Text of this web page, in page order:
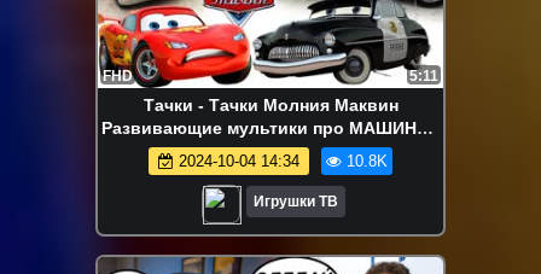
FHD 5:11
Тачки - Тачки Молния Маквин
Развивающие мультики про МАШИНКИ
для детей малышей Disney Cars
McQueen
2024-10-04 14:34 10.8K
Игрушки ТВ